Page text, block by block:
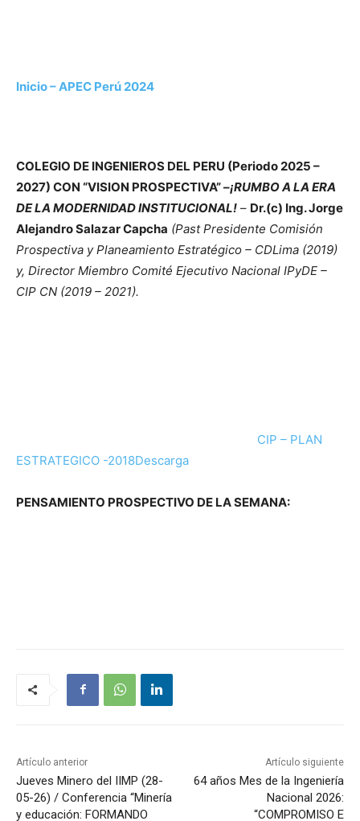
Inicio – APEC Perú 2024
COLEGIO DE INGENIEROS DEL PERU (Periodo 2025 –
2027) CON “VISION PROSPECTIVA” –¡RUMBO A LA ERA
DE LA MODERNIDAD INSTITUCIONAL! – Dr.(c) Ing. Jorge
Alejandro Salazar Capcha (Past Presidente Comisión
Prospectiva y Planeamiento Estratégico – CDLima (2019)
y, Director Miembro Comité Ejecutivo Nacional IPyDE –
CIP CN (2019 – 2021).
CIP – PLAN
ESTRATEGICO -2018Descarga
PENSAMIENTO PROSPECTIVO DE LA SEMANA:
Artículo anterior
Jueves Minero del IIMP (28-
05-26) / Conferencia “Minería
y educación: FORMANDO
Artículo siguiente
64 años Mes de la Ingeniería
Nacional 2026:
“COMPROMISO E